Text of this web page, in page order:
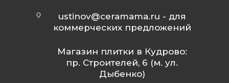
ustinov@ceramama.ru - для
коммерческих предложений
Магазин плитки в Кудрово:
пр. Строителей, 6 (м. ул.
Дыбенко)